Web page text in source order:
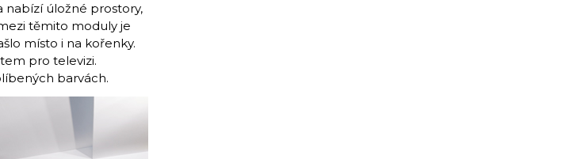
nabízí úložné prostory,
těmito moduly je
místo i na kořenky.
pro televizi.
barvách.